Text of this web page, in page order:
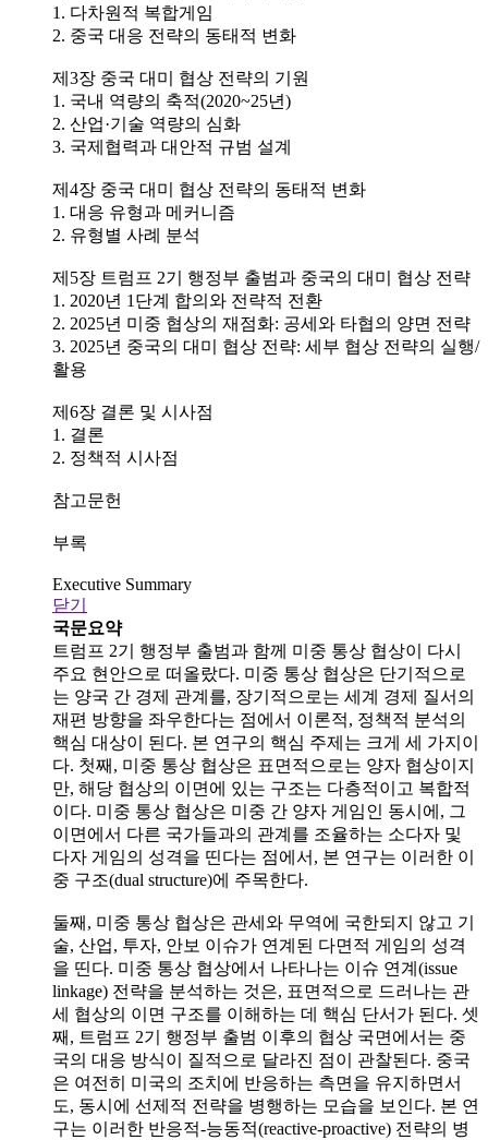
1. 다차원적 복합게임
2. 중국 대응 전략의 동태적 변화
제3장 중국 대미 협상 전략의 기원
1. 국내 역량의 축적(2020~25년)
2. 산업·기술 역량의 심화
3. 국제협력과 대안적 규범 설계
제4장 중국 대미 협상 전략의 동태적 변화
1. 대응 유형과 메커니즘
2. 유형별 사례 분석
제5장 트럼프 2기 행정부 출범과 중국의 대미 협상 전략
1. 2020년 1단계 합의와 전략적 전환
2. 2025년 미중 협상의 재점화: 공세와 타협의 양면 전략
3. 2025년 중국의 대미 협상 전략: 세부 협상 전략의 실행/
활용
제6장 결론 및 시사점
1. 결론
2. 정책적 시사점
참고문헌
부록
Executive Summary
닫기
국문요약
트럼프 2기 행정부 출범과 함께 미중 통상 협상이 다시
주요 현안으로 떠올랐다. 미중 통상 협상은 단기적으로
는 양국 간 경제 관계를, 장기적으로는 세계 경제 질서의
재편 방향을 좌우한다는 점에서 이론적, 정책적 분석의
핵심 대상이 된다. 본 연구의 핵심 주제는 크게 세 가지이
다. 첫째, 미중 통상 협상은 표면적으로는 양자 협상이지
만, 해당 협상의 이면에 있는 구조는 다층적이고 복합적
이다. 미중 통상 협상은 미중 간 양자 게임인 동시에, 그
이면에서 다른 국가들과의 관계를 조율하는 소다자 및
다자 게임의 성격을 띤다는 점에서, 본 연구는 이러한 이
중 구조(dual structure)에 주목한다.
둘째, 미중 통상 협상은 관세와 무역에 국한되지 않고 기
술, 산업, 투자, 안보 이슈가 연계된 다면적 게임의 성격
을 띤다. 미중 통상 협상에서 나타나는 이슈 연계(issue
linkage) 전략을 분석하는 것은, 표면적으로 드러나는 관
세 협상의 이면 구조를 이해하는 데 핵심 단서가 된다. 셋
째, 트럼프 2기 행정부 출범 이후의 협상 국면에서는 중
국의 대응 방식이 질적으로 달라진 점이 관찰된다. 중국
은 여전히 미국의 조치에 반응하는 측면을 유지하면서
도, 동시에 선제적 전략을 병행하는 모습을 보인다. 본 연
구는 이러한 반응적-능동적(reactive-proactive) 전략의 병